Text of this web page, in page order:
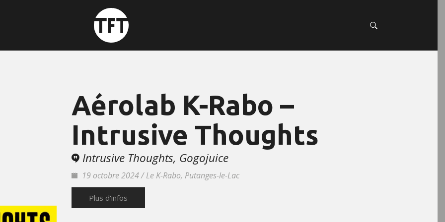
Aérolab K-Rabo –
Intrusive Thoughts
Intrusive Thoughts, Gogojuice
19 octobre 2024 / Le K-Rabo, Putanges-le-Lac
Plus d'infos